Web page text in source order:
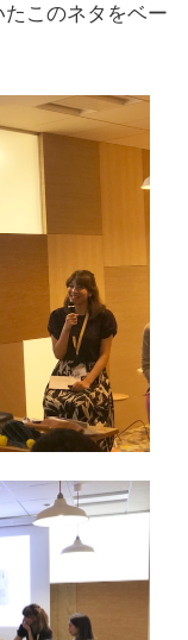
このネタをベー